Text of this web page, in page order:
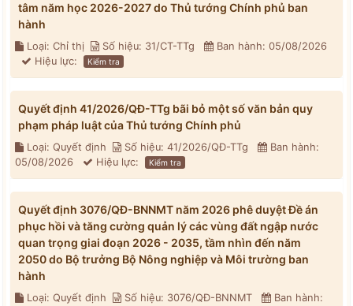
tâm năm học 2026-2027 do Thủ tướng Chính phủ ban
hành
Loại: Chỉ thị Số hiệu: 31/CT-TTg
Ban hành: 05/08/2026
Hiệu lực:
Kiểm tra
Quyết định 41/2026/QĐ-TTg bãi bỏ một số văn bản quy
phạm pháp luật của Thủ tướng Chính phủ
Loại: Quyết định Số hiệu: 41/2026/QĐ-TTg
Ban hành:
05/08/2026
Hiệu lực: Kiểm tra
Quyết định 3076/QĐ-BNNMT năm 2026 phê duyệt Đề án
phục hồi và tăng cường quản lý các vùng đất ngập nước
quan trọng giai đoạn 2026 - 2035, tầm nhìn đến năm
2050 do Bộ trưởng Bộ Nông nghiệp và Môi trường ban
hành
Loại: Quyết định Số hiệu: 3076/QĐ-BNNMT
Ban hành: